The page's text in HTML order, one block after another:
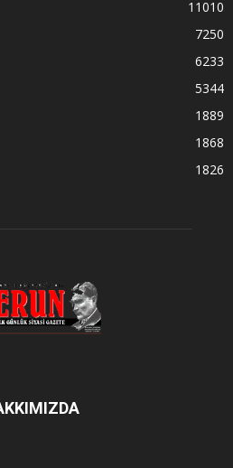
11010
7250
6233
5344
1889
1868
1826